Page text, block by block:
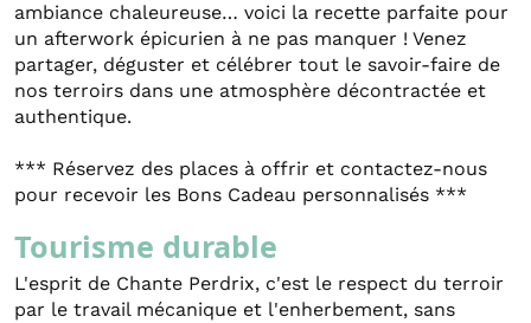
ambiance chaleureuse… voici la recette parfaite pour
un afterwork épicurien à ne pas manquer ! Venez
partager, déguster et célébrer tout le savoir-faire de
nos terroirs dans une atmosphère décontractée et
authentique.
*** Réservez des places à offrir et contactez-nous
pour recevoir les Bons Cadeau personnalisés ***
Tourisme durable
L'esprit de Chante Perdrix, c'est le respect du terroir
par le travail mécanique et l'enherbement, sans